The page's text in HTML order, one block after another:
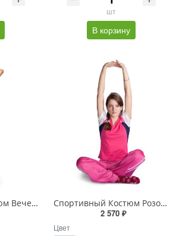
шт
В корзину
Спортивный Костюм Вечерний Спорт
Спортивный Костюм Розовый Вихрь
2 570 ₽
Цвет